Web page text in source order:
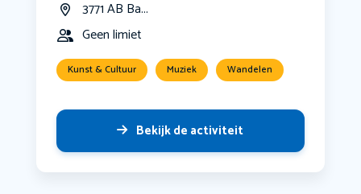
3771 AB Ba...
Geen limiet
Kunst & Cultuur Muziek Wandelen
Bekijk de activiteit